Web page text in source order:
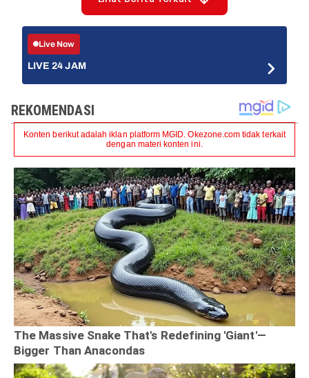
Live Now
LIVE 24 JAM